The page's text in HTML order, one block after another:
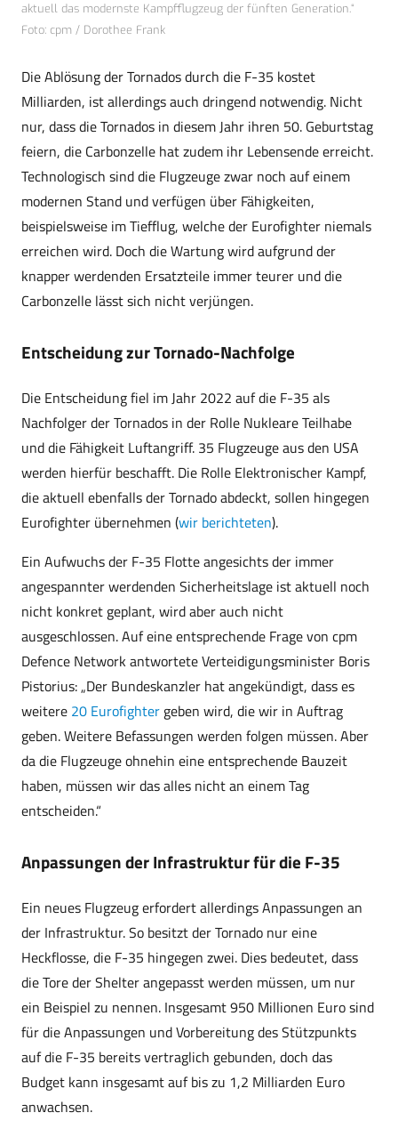
aktuell das modernste Kampfflugzeug der fünften Generation.“
Foto: cpm / Dorothee Frank
Die Ablösung der Tornados durch die F-35 kostet
Milliarden, ist allerdings auch dringend notwendig. Nicht
nur, dass die Tornados in diesem Jahr ihren 50. Geburtstag
feiern, die Carbonzelle hat zudem ihr Lebensende erreicht.
Technologisch sind die Flugzeuge zwar noch auf einem
modernen Stand und verfügen über Fähigkeiten,
beispielsweise im Tiefflug, welche der Eurofighter niemals
erreichen wird. Doch die Wartung wird aufgrund der
knapper werdenden Ersatzteile immer teurer und die
Carbonzelle lässt sich nicht verjüngen.
Entscheidung zur Tornado-Nachfolge
Die Entscheidung fiel im Jahr 2022 auf die F-35 als
Nachfolger der Tornados in der Rolle Nukleare Teilhabe
und die Fähigkeit Luftangriff. 35 Flugzeuge aus den USA
werden hierfür beschafft. Die Rolle Elektronischer Kampf,
die aktuell ebenfalls der Tornado abdeckt, sollen hingegen
Eurofighter übernehmen (wir berichteten).
Ein Aufwuchs der F-35 Flotte angesichts der immer
angespannter werdenden Sicherheitslage ist aktuell noch
nicht konkret geplant, wird aber auch nicht
ausgeschlossen. Auf eine entsprechende Frage von cpm
Defence Network antwortete Verteidigungsminister Boris
Pistorius: „Der Bundeskanzler hat angekündigt, dass es
weitere 20 Eurofighter geben wird, die wir in Auftrag
geben. Weitere Befassungen werden folgen müssen. Aber
da die Flugzeuge ohnehin eine entsprechende Bauzeit
haben, müssen wir das alles nicht an einem Tag
entscheiden.“
Anpassungen der Infrastruktur für die F-35
Ein neues Flugzeug erfordert allerdings Anpassungen an
der Infrastruktur. So besitzt der Tornado nur eine
Heckflosse, die F-35 hingegen zwei. Dies bedeutet, dass
die Tore der Shelter angepasst werden müssen, um nur
ein Beispiel zu nennen. Insgesamt 950 Millionen Euro sind
für die Anpassungen und Vorbereitung des Stützpunkts
auf die F-35 bereits vertraglich gebunden, doch das
Budget kann insgesamt auf bis zu 1,2 Milliarden Euro
anwachsen.